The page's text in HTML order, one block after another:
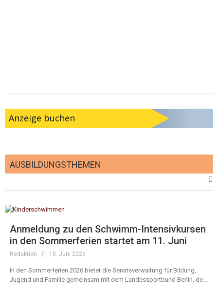
Anzeige buchen
AUSBILDUNGSTHEMEN
Anmeldung zu den Schwimm-Intensivkursen
in den Sommerferien startet am 11. Juni
Redaktion 10. Juni 2026
In den Sommerferien 2026 bietet die Senatsverwaltung für Bildung,
Jugend und Familie gemeinsam mit dem Landessportbund Berlin, de...